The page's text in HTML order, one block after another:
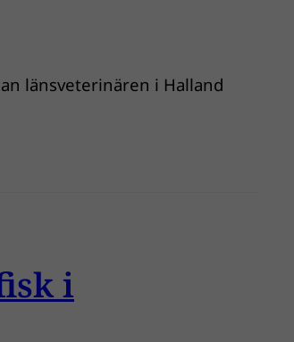
länsveterinären i Halland
i